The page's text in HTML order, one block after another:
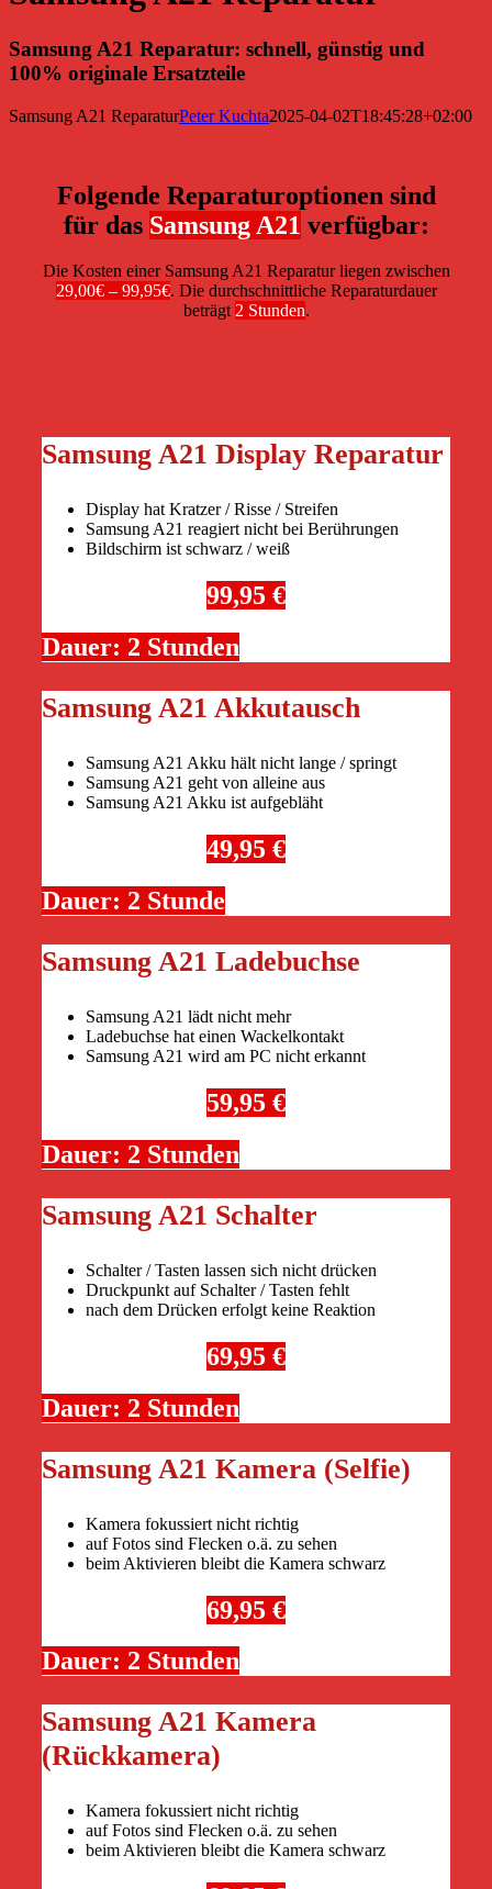
Samsung A21 Reparatur: schnell, günstig und
100% originale Ersatzteile
Samsung A21 ReparaturPeter Kuchta2025-04-02T18:45:28+02:00
Folgende Reparaturoptionen sind
für das Samsung A21 verfügbar:
Die Kosten einer Samsung A21 Reparatur liegen zwischen
29,00€ – 99,95€. Die durchschnittliche Reparaturdauer
beträgt2 Stunden.
Samsung A21 Display Reparatur
Display hat Kratzer / Risse / Streifen
Samsung A21 reagiert nicht bei Berührungen
Bildschirm ist schwarz / weiß
99,95 €
Dauer: 2 Stunden
Samsung A21 Akkutausch
Samsung A21 Akku hält nicht lange / springt
Samsung A21 geht von alleine aus
Samsung A21 Akku ist aufgebläht
49,95 €
Dauer: 2 Stunde
Samsung A21 Ladebuchse
Samsung A21 lädt nicht mehr
Ladebuchse hat einen Wackelkontakt
Samsung A21 wird am PC nicht erkannt
59,95 €
Dauer: 2 Stunden
Samsung A21 Schalter
Schalter / Tasten lassen sich nicht drücken
Druckpunkt auf Schalter / Tasten fehlt
nach dem Drücken erfolgt keine Reaktion
69,95 €
Dauer: 2 Stunden
Samsung A21 Kamera (Selfie)
Kamera fokussiert nicht richtig
auf Fotos sind Flecken o.ä. zu sehen
beim Aktivieren bleibt die Kamera schwarz
69,95 €
Dauer: 2 Stunden
Samsung A21 Kamera
(Rückkamera)
Kamera fokussiert nicht richtig
auf Fotos sind Flecken o.ä. zu sehen
beim Aktivieren bleibt die Kamera schwarz